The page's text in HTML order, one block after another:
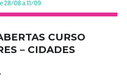
CURSO
– CIDADES